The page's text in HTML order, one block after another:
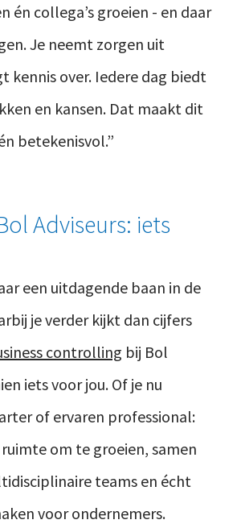
én collega’s groeien - en daar
Je neemt zorgen uit
kennis over. Iedere dag biedt
en kansen. Dat maakt dit
betekenisvol.”
Adviseurs: iets
een uitdagende baan in de
je verder kijkt dan cijfers
controlling bij Bol
iets voor jou. Of je nu
of ervaren professional:
om te groeien, samen
teams en écht
voor ondernemers.